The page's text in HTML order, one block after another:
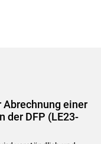
einer
der DFP (LE23-